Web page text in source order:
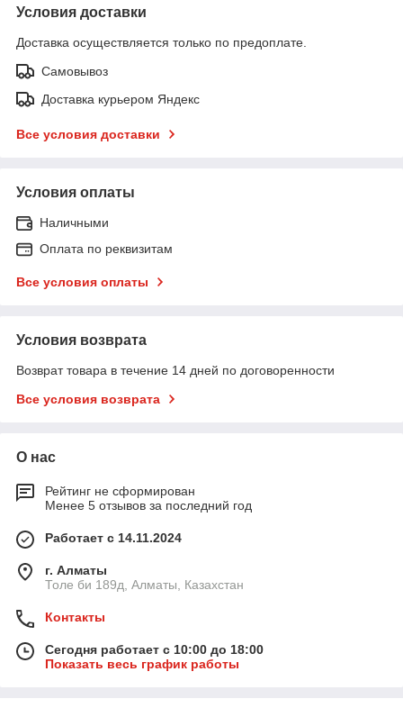
Условия доставки
Доставка осуществляется только по предоплате.
Самовывоз
Доставка курьером Яндекс
Все условия доставки
Условия оплаты
Наличными
Оплата по реквизитам
Все условия оплаты
Условия возврата
Возврат товара в течение 14 дней по договоренности
Все условия возврата
О нас
Рейтинг не сформирован
Менее 5 отзывов за последний год
Работает с 14.11.2024
г. Алматы
Толе би 189д, Алматы, Казахстан
Контакты
Сегодня работает с 10:00 до 18:00
Показать весь график работы